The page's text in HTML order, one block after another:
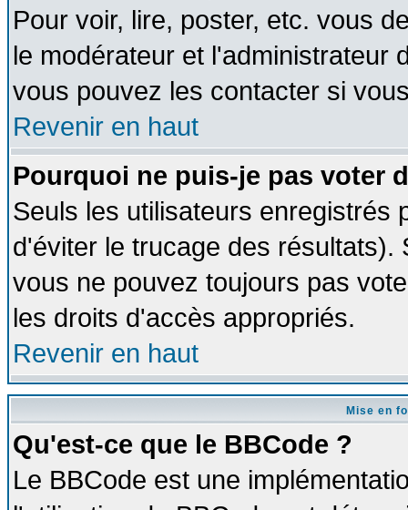
Pour voir, lire, poster, etc. vous
le modérateur et l'administrateur
vous pouvez les contacter si
Revenir en haut
Pourquoi ne puis-je pas voter
Seuls les utilisateurs enregistrés
d'éviter le trucage des
vous ne pouvez toujours pas
les droits d'accès appropriés.
Revenir en haut
Mise en
Qu'est-ce que le BBCode ?
Le BBCode est une